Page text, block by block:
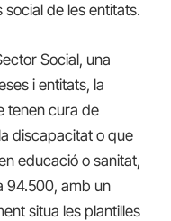
de les entitats.
Social, una
i entitats, la
tenen cura de
discapacitat o que
educació o sanitat,
94.500, amb un
situa les plantilles